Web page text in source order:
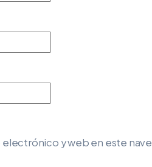
y web en este